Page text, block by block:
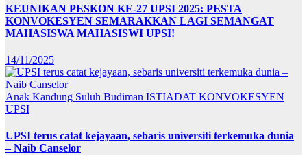
KEUNIKAN PESKON KE-27 UPSI 2025: PESTA
KONVOKESYEN SEMARAKKAN LAGI SEMANGAT
MAHASISWA MAHASISWI UPSI!
14/11/2025
Anak Kandung Suluh Budiman ISTIADAT KONVOKESYEN
UPSI
UPSI terus catat kejayaan, sebaris universiti terkemuka dunia
– Naib Canselor